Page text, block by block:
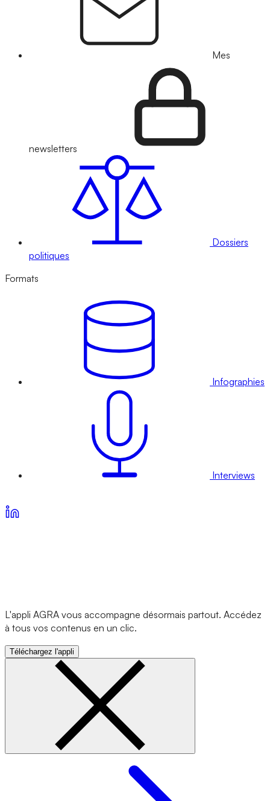
Mes
newsletters
Dossiers
politiques
Formats
Infographies
Interviews
L'appli AGRA vous accompagne désormais partout. Accédez
à tous vos contenus en un clic.
Téléchargez l'appli